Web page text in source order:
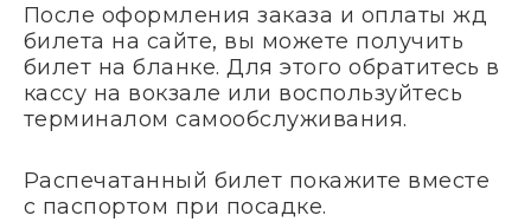
После оформления заказа и оплаты жд
билета на сайте, вы можете получить
билет на бланке. Для этого обратитесь в
кассу на вокзале или воспользуйтесь
терминалом самообслуживания.
Распечатанный билет покажите вместе
с паспортом при посадке.